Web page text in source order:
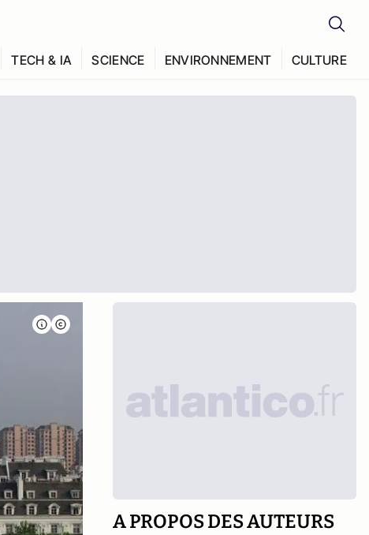
TECH & IA SCIENCE ENVIRONNEMENT CULTURE
A PROPOS DES AUTEURS